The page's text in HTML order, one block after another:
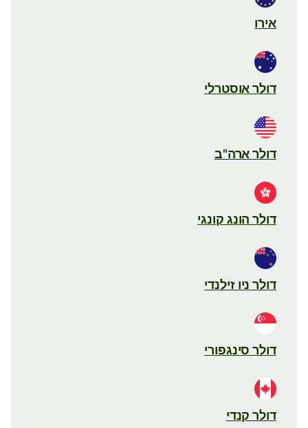
אירו
דולר אוסטרלי
דולר ארה"ב
דולר הונג קונגי
דולר ניו זילנדי
דולר סינגפורי
דולר קנדי